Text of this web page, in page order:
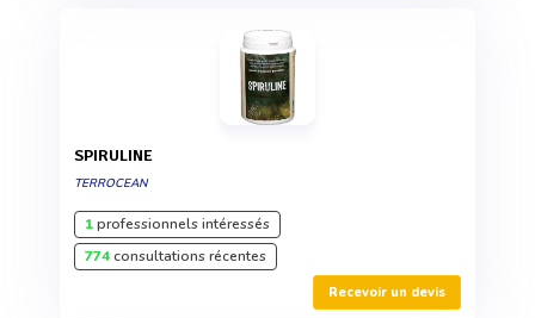
SPIRULINE
TERROCEAN
1professionnels intéressés
774consultations récentes
Recevoir un devis